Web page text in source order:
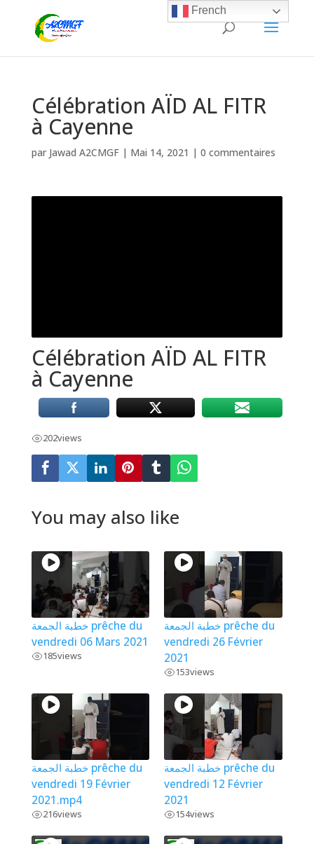
Célébration AÏD AL FITR
à Cayenne
par Jawad A2CMGF| Mai 14, 2021 | 0 commentaires
Célébration AÏD AL FITR
à Cayenne
202views
You may also like
خطبة الجمعة prêche du
vendredi 06 Mars 2021
185views
خطبة الجمعة prêche du
vendredi 26 Février
2021
153views
خطبة الجمعة prêche du
vendredi 19 Février
2021.mp4
216views
خطبة الجمعة prêche du
vendredi 12 Février
2021
154views
French